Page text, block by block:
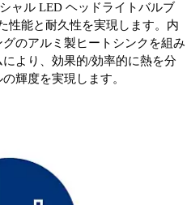
ャル LED ヘッドライトバルブ
性能と耐久性を実現します。内
のアルミ製ヒートシンクを組み
より、効果的/効率的に熱を分
輝度を実現します。